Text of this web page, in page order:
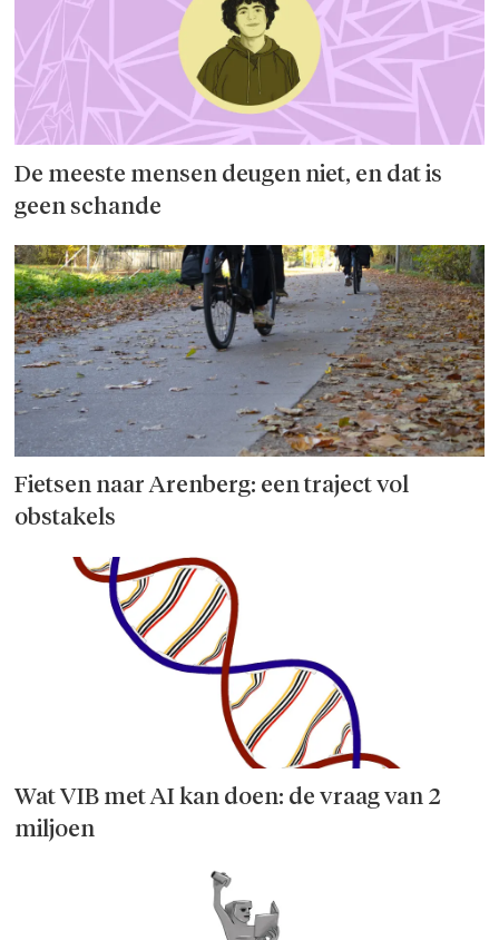
De meeste mensen deugen niet, en dat is
geen schande
Fietsen naar Arenberg: een traject vol
obstakels
Wat VIB met AI kan doen: de vraag van 2
miljoen